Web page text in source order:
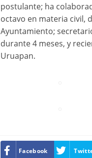
postulante; ha
octavo en materia civil,
Ayuntamiento;
durante 4 meses, y
Uruapan.
Facebook